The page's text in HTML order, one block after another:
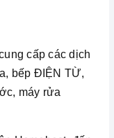
cấp các dịch
bếp ĐIỆN TỪ,
máy rửa